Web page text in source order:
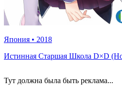
Япония • 2018
Истинная Старшая Школа D×D
Тут должна была быть реклама...